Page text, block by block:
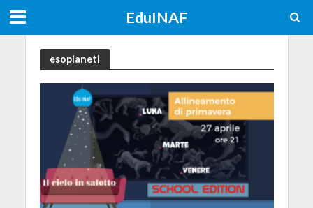
EduINAF
esopianeti